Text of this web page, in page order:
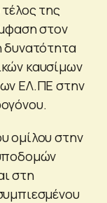
της
στον
δυνατότητα
καυσίμων
ΕΛ.ΠΕ στην
ομίλου στην
στη